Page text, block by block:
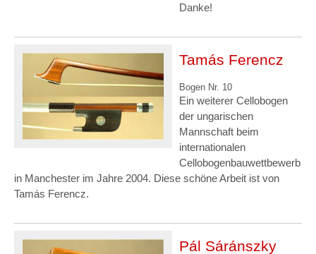
Danke!
Tamás Ferencz
Bogen Nr. 10
Ein weiterer Cellobogen
der ungarischen
Mannschaft beim
internationalen
Cellobogenbauwettbewerb
in Manchester im Jahre 2004. Diese schöne Arbeit ist von
Tamás Ferencz.
Pál Sáránszky